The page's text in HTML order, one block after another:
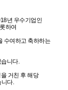
년 우수기업인
하여
수여하고 축하하는
니다.
거친 후 해당
다.